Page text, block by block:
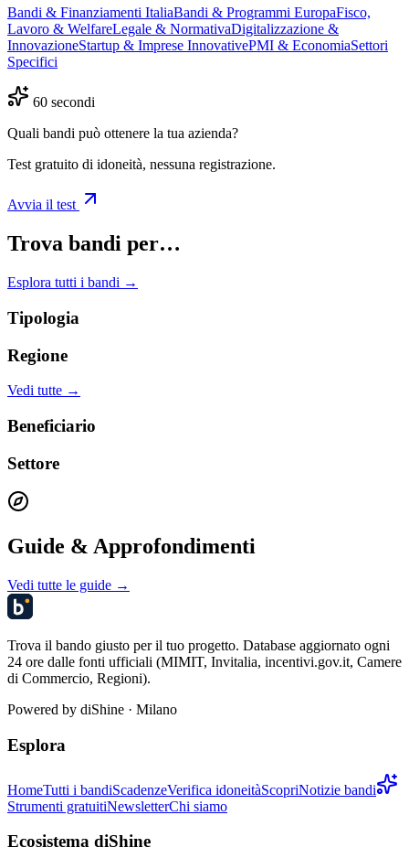
Bandi & Finanziamenti ItaliaBandi & Programmi EuropaFisco,
Lavoro & WelfareLegale & NormativaDigitalizzazione &
InnovazioneStartup & Imprese InnovativePMI & EconomiaSettori
Specifici
60 secondi
Quali bandi può ottenere la tua azienda?
Test gratuito di idoneità, nessuna registrazione.
Avvia il test
Trova bandi per…
Esplora tutti i bandi →
Tipologia
Regione
Vedi tutte →
Beneficiario
Settore
Guide & Approfondimenti
Vedi tutte le guide →
Trova il bando giusto per il tuo progetto. Database aggiornato ogni
24 ore dalle fonti ufficiali (MIMIT, Invitalia, incentivi.gov.it, Camere
di Commercio, Regioni).
Powered by diShine · Milano
Esplora
HomeTutti i bandiScadenzeVerifica idoneitàScopriNotizie bandi
Strumenti gratuitiNewsletterChi siamo
Ecosistema diShine